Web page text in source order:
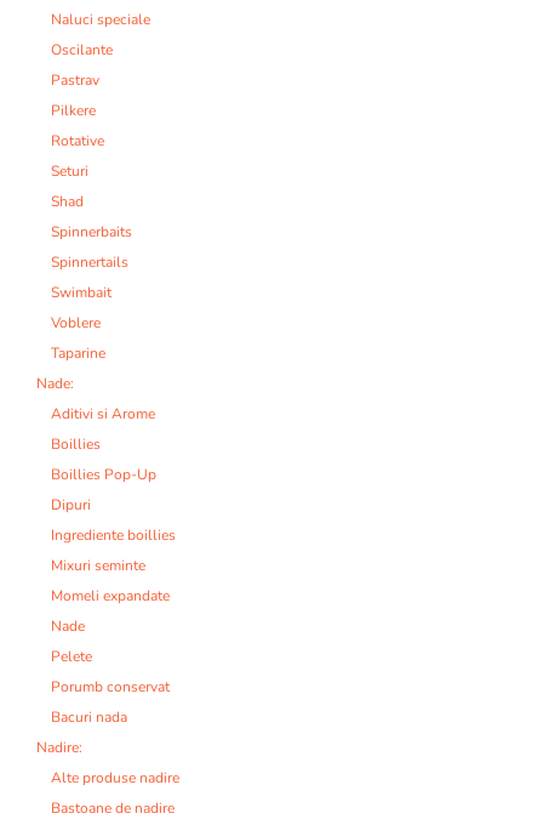
Naluci speciale
Oscilante
Pastrav
Pilkere
Rotative
Seturi
Shad
Spinnerbaits
Spinnertails
Swimbait
Voblere
Taparine
Nade:
Aditivi si Arome
Boillies
Boillies Pop-Up
Dipuri
Ingrediente boillies
Mixuri seminte
Momeli expandate
Nade
Pelete
Porumb conservat
Bacuri nada
Nadire:
Alte produse nadire
Bastoane de nadire